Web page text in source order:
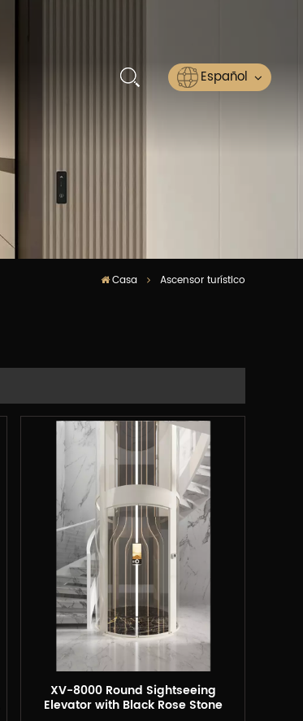
Español
عربي
Casa Ascensor turístico
XV-8000 Round Sightseeing
Elevator with Black Rose Stone